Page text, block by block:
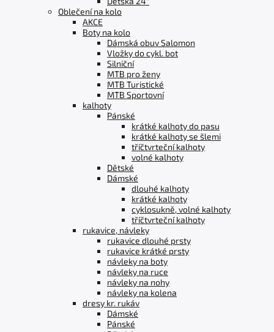
Oblečení na kolo
AKCE
Boty na kolo
Dámská obuv Salomon
Vložky do cykl. bot
Silniční
MTB pro ženy
MTB Turistické
MTB Sportovní
kalhoty
Pánské
krátké kalhoty do pasu
krátké kalhoty se šlemi
tříčtvrteční kalhoty
volné kalhoty
Dětské
Dámské
dlouhé kalhoty
krátké kalhoty
cyklosukně, volné kalhoty
tříčtvrteční kalhoty
rukavice, návleky
rukavice dlouhé prsty
rukavice krátké prsty
návleky na boty
návleky na ruce
návleky na nohy
návleky na kolena
dresy kr. rukáv
Dámské
Pánské